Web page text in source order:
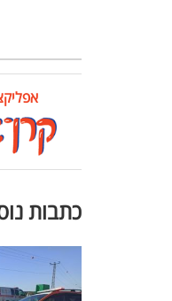
כתבות